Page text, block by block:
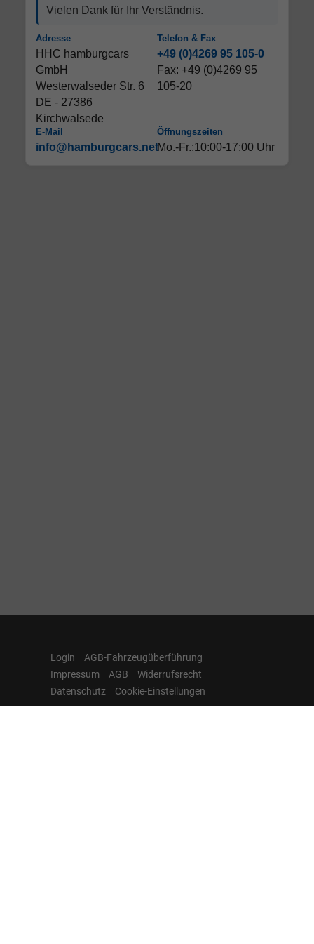
Vielen Dank für Ihr Verständnis.
Adresse
HHC hamburgcars
GmbH
Westerwalseder Str. 6
DE - 27386
Kirchwalsede
Telefon & Fax
+49 (0)4269 95 105-0
Fax: +49 (0)4269 95
105-20
E-Mail
info@hamburgcars.net
Öffnungszeiten
Mo.-Fr.:10:00-17:00 Uhr
Login
AGB-Fahrzeugüberführung
Impressum
AGB
Widerrufsrecht
Datenschutz
Cookie-Einstellungen